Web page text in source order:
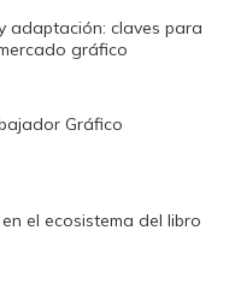
adaptación: claves para
gráfico
Gráfico
el ecosistema del libro